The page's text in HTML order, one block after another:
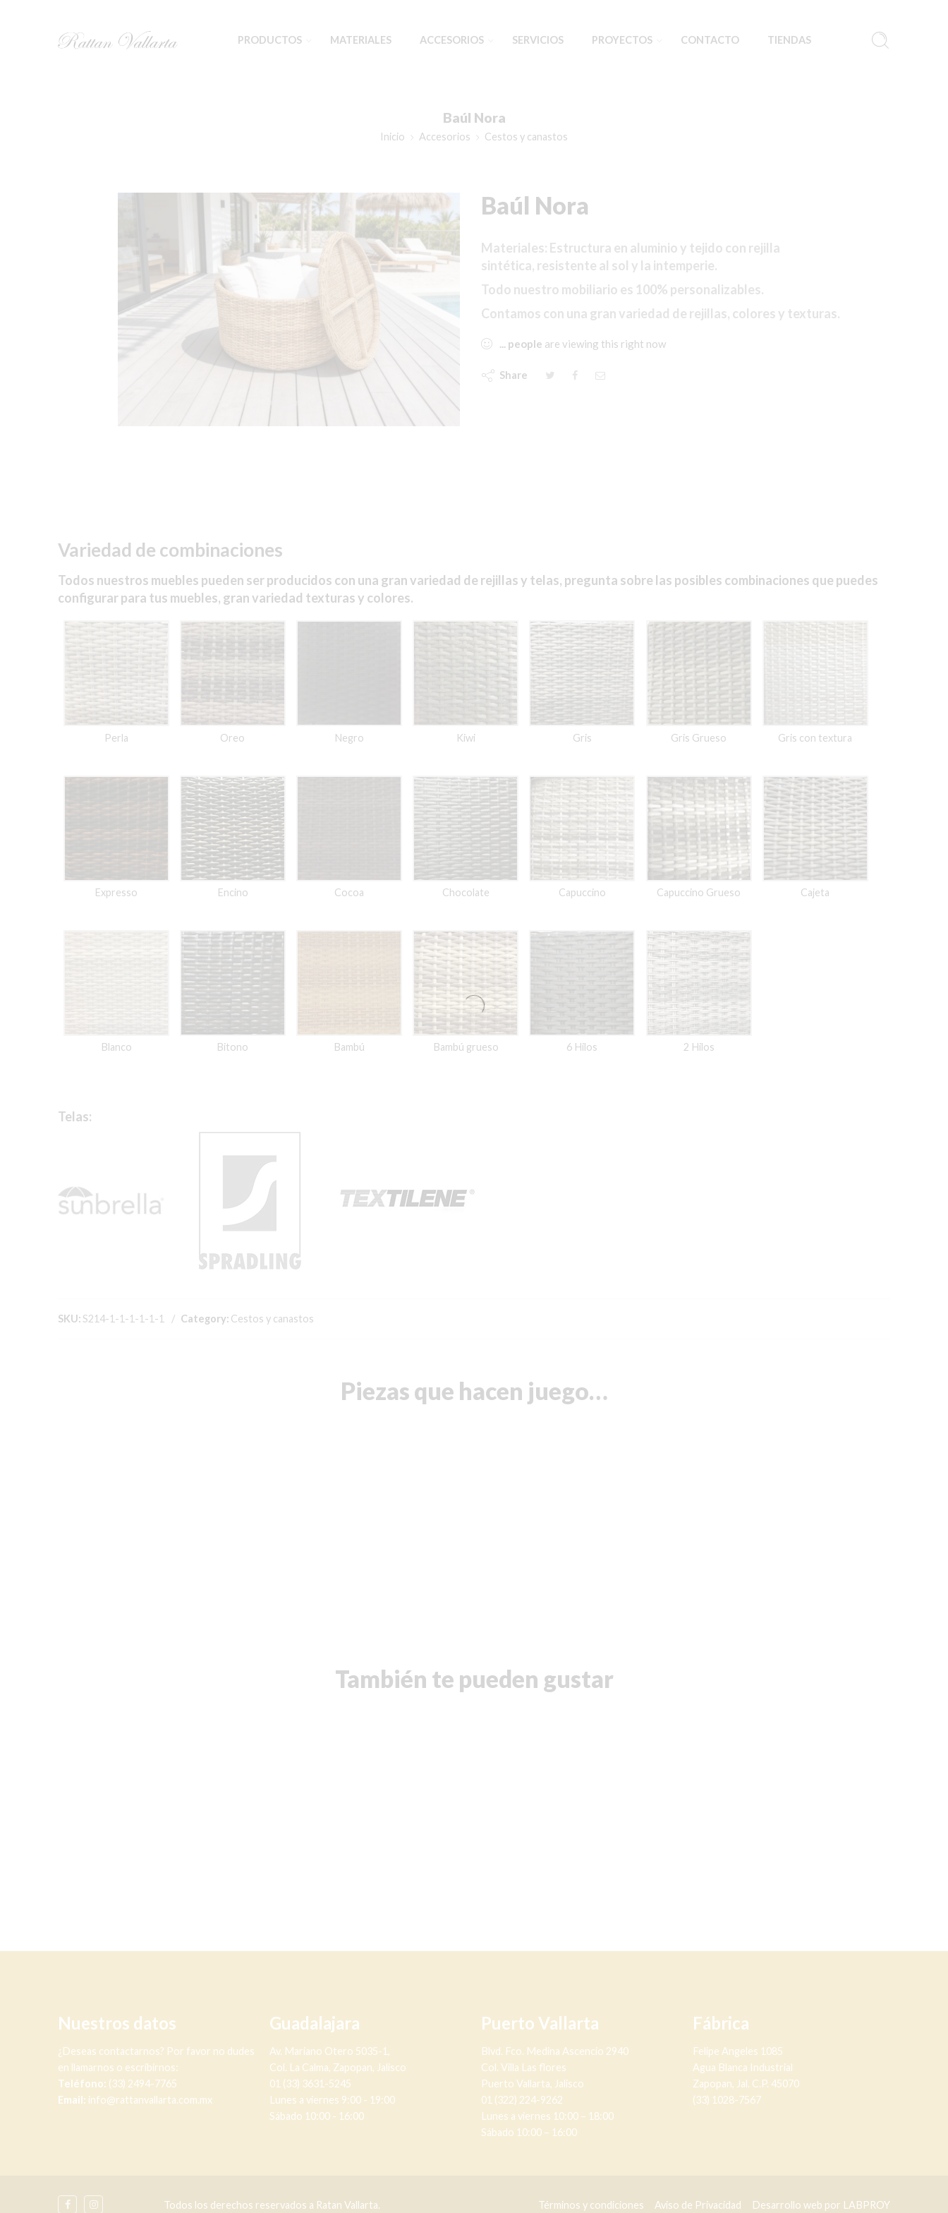
PRODUCTOS MATERIALES ACCESORIOS SERVICIOS PROYECTOS CONTACTO TIENDAS
Baúl Nora
Inicio Accesorios Cestos y canastos
Baúl Nora
Materiales: Estructura en aluminio y tejido con rejilla
sintética, resistente al sol y la intemperie.
Todo nuestro mobiliario es 100% personalizables.
Contamos con una gran variedad de rejillas, colores y texturas.
... people are viewing this right now
Share
Variedad de combinaciones
Todos nuestros muebles pueden ser producidos con una gran variedad de rejillas y telas, pregunta sobre las posibles combinaciones que puedes
configurar para tus muebles, gran variedad texturas y colores.
Perla Oreo Negro Kiwi Gris Gris Grueso Gris con textura
Expresso Encino Cocoa Chocolate Capuccino Capuccino Grueso Cajeta
Blanco Bitono Bambú Bambú grueso 6 Hilos 2 Hilos
Telas:
SKU: S214-1-1-1-1-1-1 Category: Cestos y canastos
Piezas que hacen juego…
También te pueden gustar
Nuestros datos
¿Deseas contactarnos? Por favor no dudes
en llamarnos o escribirnos:
Teléfono: (33) 2494-7765
Email: info@rattanvallarta.com.mx
Guadalajara
Av. Mariano Otero 5035-1,
Col. La Calma, Zapopan, Jalisco
01 (33) 3631-5245
Lunes a viernes 9:00 - 19:00
Sábado 10:00 - 16:00
Puerto Vallarta
Blvd. Fco. Medina Ascencio 2940
Col. Villa Las flores
Puerto Vallarta, Jalisco
01 (322) 224-9262
Lunes a viernes 10:00 – 18:00
Sábado 10:00 – 16:00
Fábrica
Felipe Angeles 1085
Agua Blanca Industrial
Zapopan, Jal. C.P. 45070
(33) 1028-7567
Todos los derechos reservados a Ratan Vallarta. Términos y condiciones Aviso de Privacidad Desarrollo web por LABPROY